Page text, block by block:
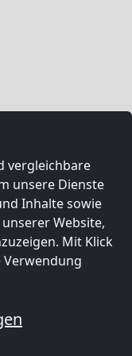
vergleichbare
unsere Dienste
Inhalte sowie
Website,
Mit Klick
Verwendung